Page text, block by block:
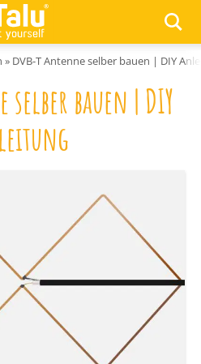
» DVB-T Antenne selber bauen | DIY
bauen | DIY